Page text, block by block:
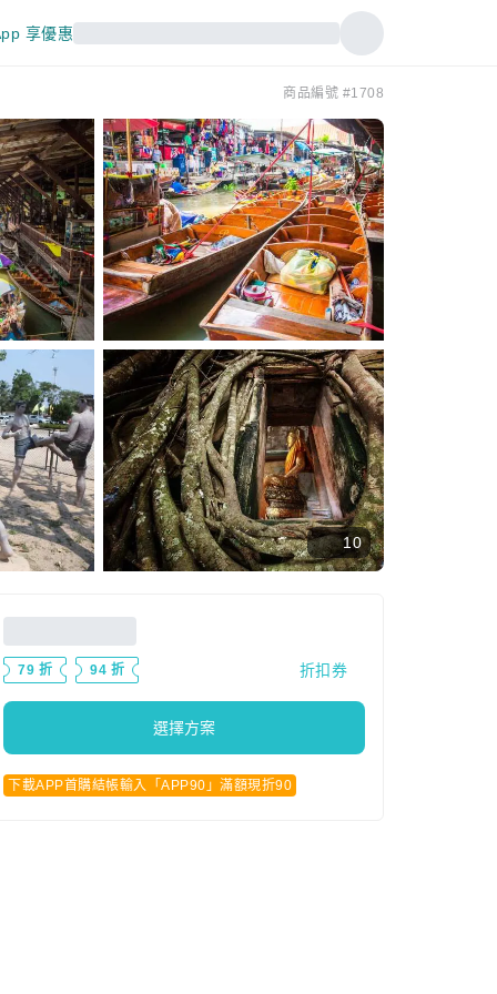
享優惠
商品編號 #1708
10
79 折 94 折 折扣券
選擇方案
下載APP首購結帳輸入「APP90」滿額現折90